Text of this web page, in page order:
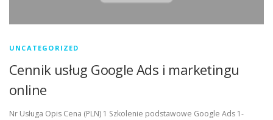
UNCATEGORIZED
Cennik usług Google Ads i marketingu
online
Nr Usługa Opis Cena (PLN) 1 Szkolenie podstawowe Google Ads 1-